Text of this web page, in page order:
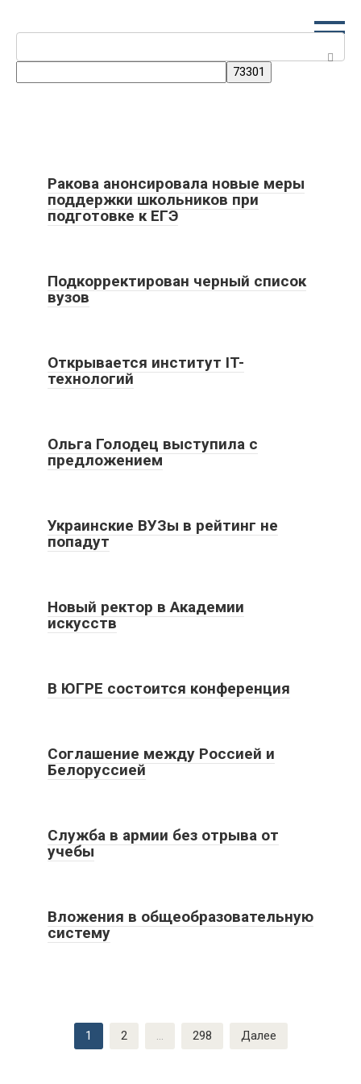
Ракова анонсировала новые меры
поддержки школьников при
подготовке к ЕГЭ
Подкорректирован черный список
вузов
Открывается институт IT-
технологий
Ольга Голодец выступила с
предложением
Украинские ВУЗы в рейтинг не
попадут
Новый ректор в Академии
искусств
В ЮГРЕ состоится конференция
Соглашение между Россией и
Белоруссией
Служба в армии без отрыва от
учебы
Вложения в общеобразовательную
систему
1 2 … 298 Далее